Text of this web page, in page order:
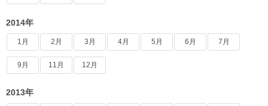
2014年
1月 2月 3月 4月 5月 6月 7月
9月 11月 12月
2013年